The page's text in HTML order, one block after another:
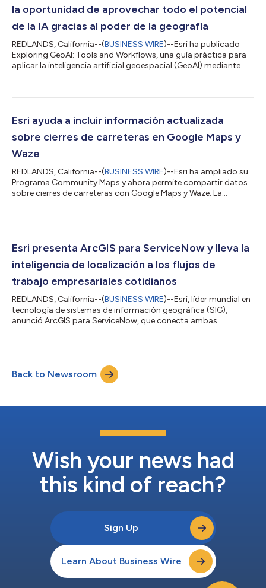
la oportunidad de aprovechar todo el potencial
de la IA gracias al poder de la geografía
REDLANDS, California--(BUSINESS WIRE)--Esri ha publicado
Exploring GeoAI: Tools and Workflows, una guía práctica para
aplicar la inteligencia artificial geoespacial (GeoAI) mediante
los conocimientos y las herramientas necesarios para integrar
mundo real. En momentos en que la GeoAI sigue
transformando el modo en...
Esri ayuda a incluir información actualizada
sobre cierres de carreteras en Google Maps y
Waze
REDLANDS, California--(BUSINESS WIRE)--Esri ha ampliado su
Programa Community Maps y ahora permite compartir datos
sobre cierres de carreteras con Google Maps y Waze. La
que los usuarios pudieran compartir actualizaciones sobre
mapas más populares. De ese modo, estas empresas podrían
actualizar sus mapas con esta impor...
Esri presenta ArcGIS para ServiceNow y lleva la
inteligencia de localización a los flujos de
trabajo empresariales cotidianos
REDLANDS, California--(BUSINESS WIRE)--Esri, líder mundial en
tecnología de sistemas de información geográfica (SIG),
anunció ArcGIS para ServiceNow, que conecta ambas
empresariales diarios. Las organizaciones de los sectores
empresarial, gubernamental estatal y local, servicios públicos,
energía, comercial, atención de la salud, te...
Back to Newsroom
Wish your news had
this kind of reach?
Sign Up
Learn About Business Wire